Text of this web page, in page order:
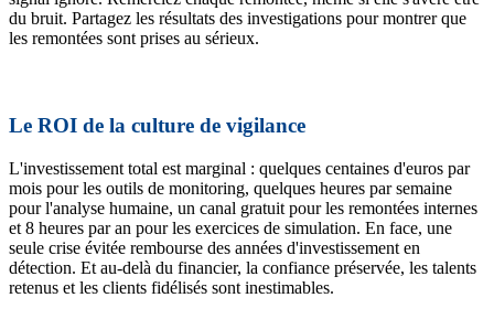
du bruit. Partagez les résultats des investigations pour montrer que
les remontées sont prises au sérieux.
Le ROI de la culture de vigilance
L'investissement total est marginal : quelques centaines d'euros par
mois pour les outils de monitoring, quelques heures par semaine
pour l'analyse humaine, un canal gratuit pour les remontées internes
et 8 heures par an pour les exercices de simulation. En face, une
seule crise évitée rembourse des années d'investissement en
détection. Et au-delà du financier, la confiance préservée, les talents
retenus et les clients fidélisés sont inestimables.